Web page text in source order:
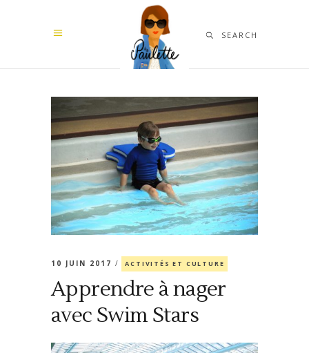
SEARCH
10 JUIN 2017 ACTIVITÉS ET CULTURE
Apprendre à nager
avec Swim Stars